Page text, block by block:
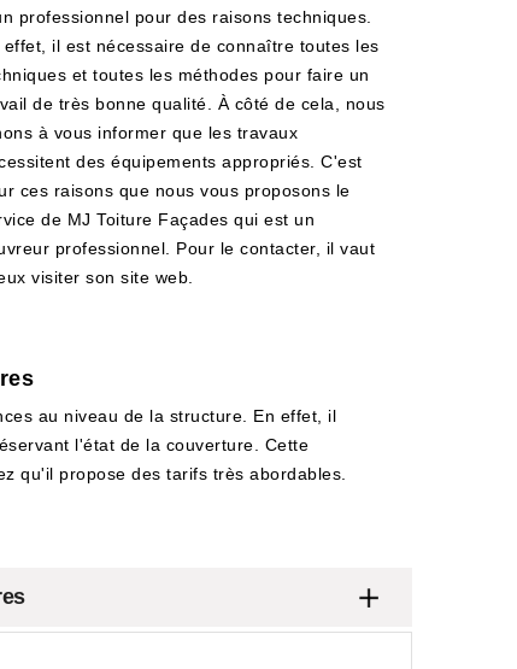
professionnel pour des raisons techniques.
effet, il est nécessaire de connaître toutes les
et toutes les méthodes pour faire un
de très bonne qualité. À côté de cela, nous
à vous informer que les travaux
des équipements appropriés. C'est
ces raisons que nous vous proposons le
de MJ Toiture Façades qui est un
professionnel. Pour le contacter, il vaut
visiter son site web.
au niveau de la structure. En effet, il
l'état de la couverture. Cette
qu'il propose des tarifs très abordables.